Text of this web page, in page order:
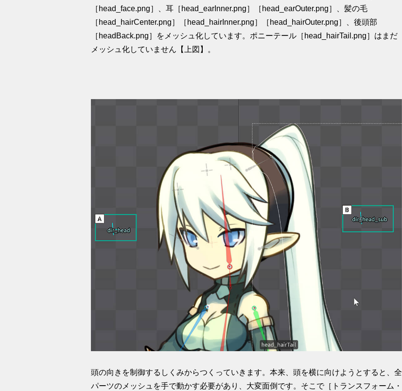
［head_face.png］、耳［head_earInner.png］［head_earOuter.png］、髪の毛
［head_hairCenter.png］［head_hairInner.png］［head_hairOuter.png］、後頭部
［headBack.png］をメッシュ化しています。ポニーテール［head_hairTail.png］はまだ
メッシュ化していません【上図】。
頭の向きを制御するしくみからつくっていきます。本来、頭を横に向けようとすると、全
パーツのメッシュを手で動かす必要があり、大変面倒です。そこで［トランスフォーム・